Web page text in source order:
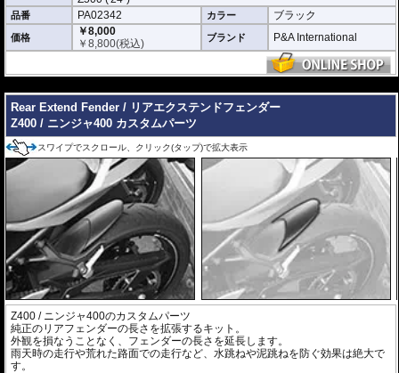
ら車体、ライダーを強力に守ります。
※写真はイメージです。車種により、フェンダーのデザインは多少異なりま
す。
品番 PA02342 カラー ブラック
価格
￥8,000
￥8,800(税込) ブランド P&A International
Rear Extend Fender / リアエクステンドフェンダー
Z400 / ニンジャ400 カスタムパーツ
スワイプでスクロール、クリック(タップ)で拡大表示
Z400 / ニンジャ400のカスタムパーツ
純正のリアフェンダーの長さを拡張するキット。
外観を損なうことなく、フェンダーの長さを延長します。
雨天時の走行や荒れた路面での走行など、水跳ねや泥跳ねを防ぐ効果は絶大で
す。